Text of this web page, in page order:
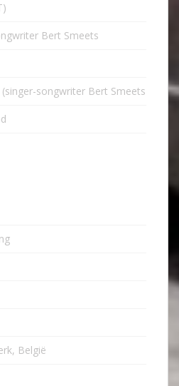
Bert Smeets
songwriter Bert Smeets
België